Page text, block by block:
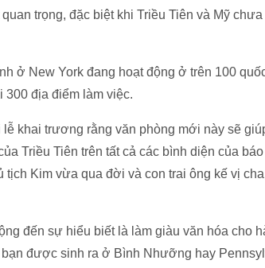
trọng, đặc biệt khi Triều Tiên và Mỹ
ở New York đang hoạt động ở trên 100
300 địa điểm làm việc.
khai trương rằng văn phòng mới này sẽ
Triều Tiên trên tất cả các bình diện của
Kim vừa qua đời và con trai ông kế vị
đến sự hiểu biết là làm giàu văn hóa cho
bạn được sinh ra ở Bình Nhưỡng hay